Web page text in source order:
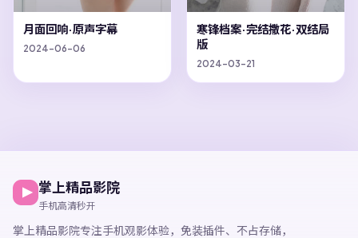
月面回响·原声字幕
2024-06-06
寒锋档案·完结撒花·双结局
版
2024-03-21
掌上精品影院
手机高清秒开
掌上精品影院专注手机观影体验， 免装插件、不占存储，